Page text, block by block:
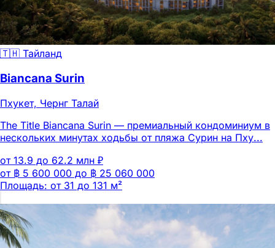
🇹🇭 Тайланд
Biancana Surin
Пхукет, Чернг Талай
The Title Biancana Surin — премиальный кондоминиум в
нескольких минутах ходьбы от пляжа Сурин на Пху...
от 13.9 до 62.2 млн ₽
от ฿ 5 600 000 до ฿ 25 060 000
Площадь: от 31 до 131 м²